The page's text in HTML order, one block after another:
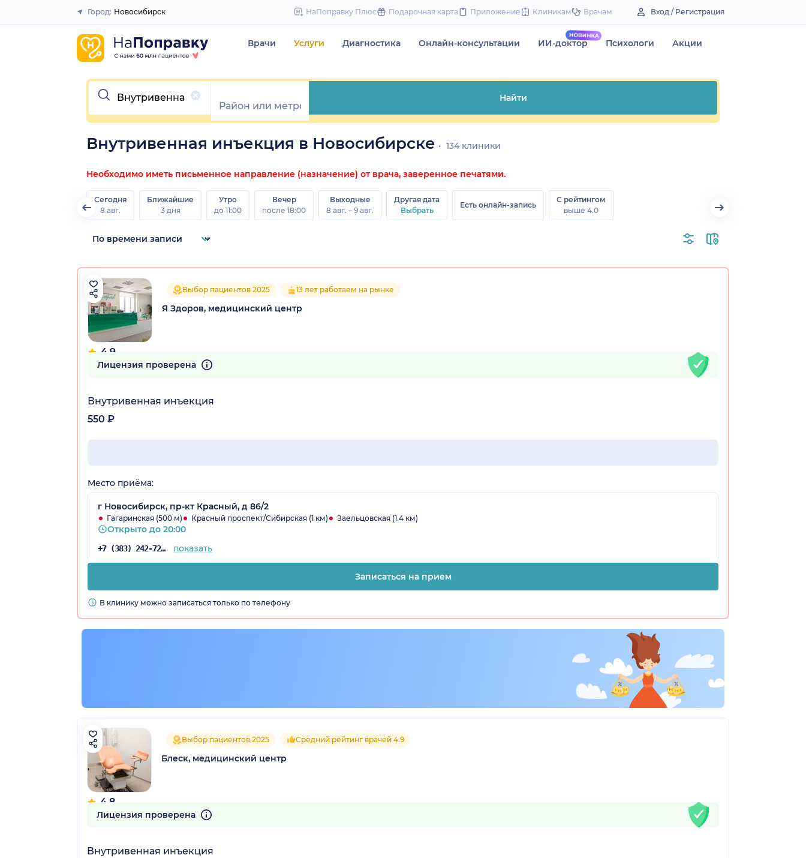
to
Закрыть
Город: Новосибирск НаПоправку Плюс Подарочная карта Приложение Клиникам Врачам Вход / Регистрация
Врачи Услуги Диагностика Онлайн-консультации ИИ-доктор Психологи Акции
Очистить
Найти
Внутривенная инъекция в Новосибирске 134 клиники
Необходимо иметь письменное направление (назначение) от врача, заверенное печатями.
Сегодня
8 авг.
Ближайшие
3 дня
Утро
до 11:00
Вечер
после 18:00
Выходные
8 авг. – 9 авг.
Другая дата
Выбрать
Есть онлайн-запись
С рейтингом
выше 4.0
4.9
102 отзыва
Выбор пациентов 2025 13 лет работаем на рынке
Я Здоров, медицинский центр
Лицензия проверена
Внутривенная инъекция
550 ₽
Место приёма:
г Новосибирск, пр-кт Красный, д 86/2
Гагаринская (500 м) Красный проспект/Сибирская (1 км) Заельцовская (1.4 км)
Открыто до 20:00
+7 (383) 242-72-94 показать
Записаться на прием
В клинику можно записаться только по телефону
4.8
219 отзывов
Выбор пациентов 2025 Средний рейтинг врачей 4.9
Блеск, медицинский центр
Лицензия проверена
Внутривенная инъекция